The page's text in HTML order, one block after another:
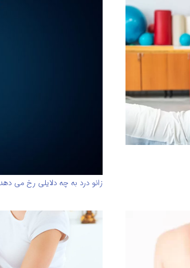
زانو درد به چه دلایلی رخ می